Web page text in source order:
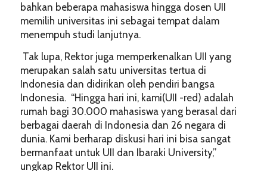
bahkan beberapa mahasiswa hingga dosen UII
memilih universitas ini sebagai tempat dalam
menempuh studi lanjutnya.
Tak lupa, Rektor juga memperkenalkan UII yang
merupakan salah satu universitas tertua di
Indonesia dan didirikan oleh pendiri bangsa
Indonesia. “Hingga hari ini, kami(UII -red) adalah
rumah bagi 30.000 mahasiswa yang berasal dari
berbagai daerah di Indonesia dan 26 negara di
dunia. Kami berharap diskusi hari ini bisa sangat
bermanfaat untuk UII dan Ibaraki University,”
ungkap Rektor UII ini.